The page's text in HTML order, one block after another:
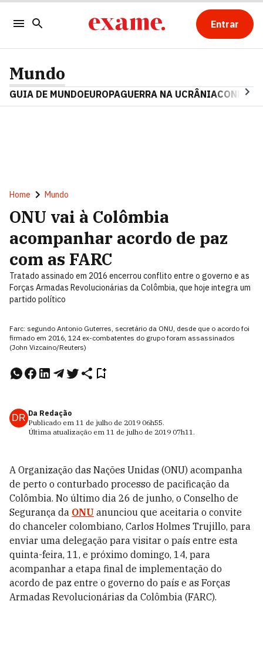
Entrar
Mundo
GUIA DE MUNDOEUROPAGUERRA NA UCRÂNIA
Home Mundo
ONU vai à Colômbia
acompanhar acordo de paz
com as FARC
Tratado assinado em 2016 encerrou conflito entre o governo e as
Forças Armadas Revolucionárias da Colômbia, que hoje integra um
partido político
Farc: segundo Antonio Guterres, secretário da ONU, desde que o acordo foi
firmado em 2016, 124 ex-combatentes do grupo foram assassinados
(John Vizcaino/Reuters)
DR Da Redação
Publicado em 11 de julho de 2019 06h55.
Última atualização em 11 de julho de 2019 07h11.
A Organização das Nações Unidas (ONU) acompanha
de perto o conturbado processo de pacificação da
Colômbia. No último dia 26 de junho, o Conselho de
Segurança da ONU anunciou que aceitaria o convite
do chanceler colombiano, Carlos Holmes Trujillo, para
enviar uma delegação para visitar o país entre esta
quinta-feira, 11, e próximo domingo, 14, para
acompanhar a etapa final de implementação do
acordo de paz entre o governo do país e as Forças
Armadas Revolucionárias da Colômbia (FARC).